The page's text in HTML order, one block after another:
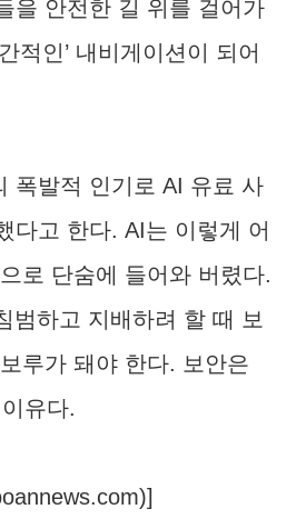
을 안전한 길 위를 걸어가
적인’ 내비게이션이 되어
폭발적 인기로 AI 유료 사
다고 한다. AI는 이렇게 어
로 단숨에 들어와 버렸다.
범하고 지배하려 할 때 보
루가 돼야 한다. 보안은
유다.
)]